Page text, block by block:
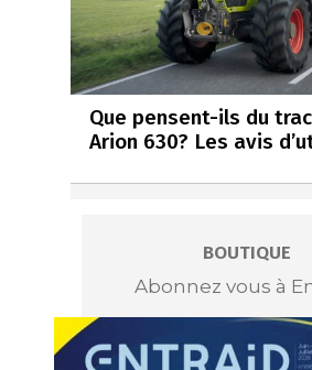
Que pensent-ils du
Arion 630? Les avis
BOUTIQUE
Abonnez vous à